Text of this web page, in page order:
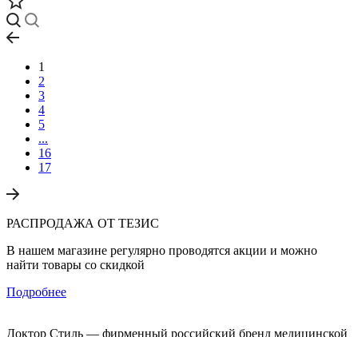
1
2
3
4
5
...
16
17
РАСПРОДАЖА ОТ ТЕЗИС
В нашем магазине регулярно проводятся акции и можно
найти товары со скидкой
Подробнее
Доктор Стиль — фирменный российский бренд медицинской